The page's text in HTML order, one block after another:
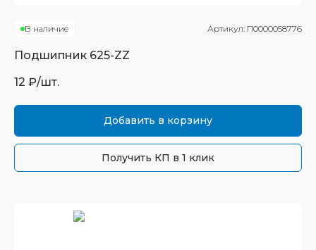
В наличие Артикул: П0000058776
Подшипник 625-ZZ
12 ₽/шт.
Добавить в корзину
Получить КП в 1 клик